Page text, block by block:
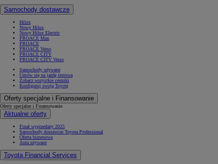
Samochody dostawcze
Hilux
Nowy Hilux
Nowy Hilux Electric
PROACE Max
PROACE
PROACE Verso
PROACE CITY
PROACE CITY Verso
Samochody używane
Umów się na jazdę testową
Zobacz wszystkie cenniki
Konfiguruj swoją Toyotę
Oferty specjalne i Finansowanie
Oferty specjalne i Finansowanie
Aktualne oferty
Finał wyprzedaży 2025
Samochody dostawcze Toyota Professional
Oferta biznesowa
Auta używane
Toyota Financial Services